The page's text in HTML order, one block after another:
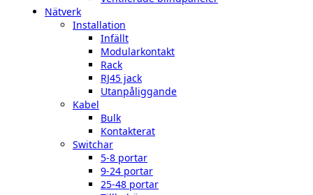
Nätverk
Installation
Infällt
Modularkontakt
Rack
RJ45 jack
Utanpåliggande
Kabel
Bulk
Kontakterat
Switchar
5-8 portar
9-24 portar
25-48 portar